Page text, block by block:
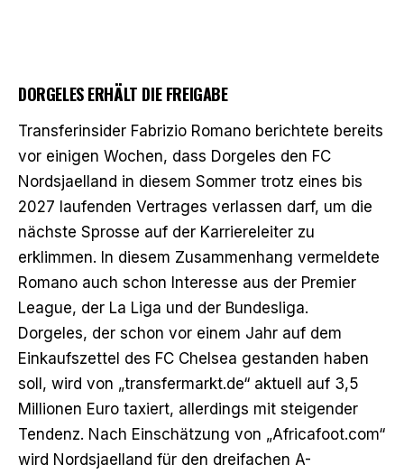
DORGELES ERHÄLT DIE FREIGABE
Transferinsider Fabrizio Romano berichtete bereits
vor einigen Wochen, dass Dorgeles den FC
Nordsjaelland in diesem Sommer trotz eines bis
2027 laufenden Vertrages verlassen darf, um die
nächste Sprosse auf der Karriereleiter zu
erklimmen. In diesem Zusammenhang vermeldete
Romano auch schon Interesse aus der Premier
League, der La Liga und der Bundesliga.
Dorgeles, der schon vor einem Jahr auf dem
Einkaufszettel des FC Chelsea gestanden haben
soll, wird von „transfermarkt.de“ aktuell auf 3,5
Millionen Euro taxiert, allerdings mit steigender
Tendenz. Nach Einschätzung von „Africafoot.com“
wird Nordsjaelland für den dreifachen A-